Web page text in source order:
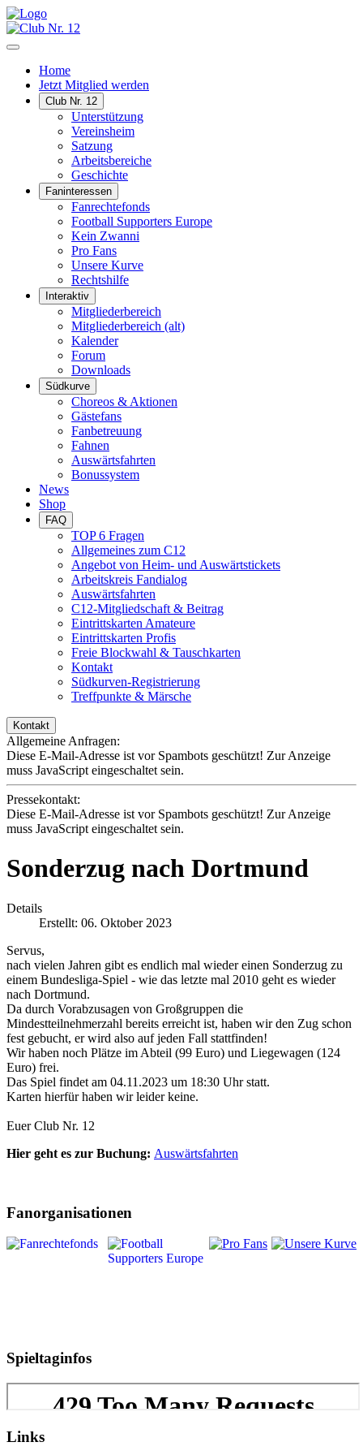
Home
Jetzt Mitglied werden
Club Nr. 12
Unterstützung
Vereinsheim
Satzung
Arbeitsbereiche
Geschichte
Faninteressen
Fanrechtefonds
Football Supporters Europe
Kein Zwanni
Pro Fans
Unsere Kurve
Rechtshilfe
Interaktiv
Mitgliederbereich
Mitgliederbereich (alt)
Kalender
Forum
Downloads
Südkurve
Choreos & Aktionen
Gästefans
Fanbetreuung
Fahnen
Auswärtsfahrten
Bonussystem
News
Shop
FAQ
TOP 6 Fragen
Allgemeines zum C12
Angebot von Heim- und Auswärtstickets
Arbeitskreis Fandialog
Auswärtsfahrten
C12-Mitgliedschaft & Beitrag
Eintrittskarten Amateure
Eintrittskarten Profis
Freie Blockwahl & Tauschkarten
Kontakt
Südkurven-Registrierung
Treffpunkte & Märsche
Kontakt
Allgemeine Anfragen:
Diese E-Mail-Adresse ist vor Spambots geschützt! Zur Anzeige
muss JavaScript eingeschaltet sein.
Pressekontakt:
Diese E-Mail-Adresse ist vor Spambots geschützt! Zur Anzeige
muss JavaScript eingeschaltet sein.
Sonderzug nach Dortmund
Details
Erstellt: 06. Oktober 2023
Servus,
nach vielen Jahren gibt es endlich mal wieder einen Sonderzug zu
einem Bundesliga-Spiel - wie das letzte mal 2010 geht es wieder
nach Dortmund.
Da durch Vorabzusagen von Großgruppen die
Mindestteilnehmerzahl bereits erreicht ist, haben wir den Zug schon
fest gebucht, er wird also auf jeden Fall stattfinden!
Wir haben noch Plätze im Abteil (99 Euro) und Liegewagen (124
Euro) frei.
Das Spiel findet am 04.11.2023 um 18:30 Uhr statt.
Karten hierfür haben wir leider keine.
Euer Club Nr. 12
Hier geht es zur Buchung: Auswärtsfahrten
Fanorganisationen
Spieltaginfos
Links